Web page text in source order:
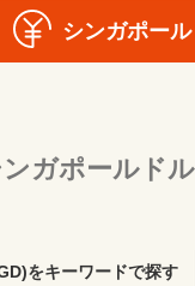
シンガポー
ガポールド
をキーワードで探す